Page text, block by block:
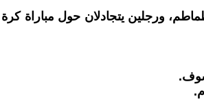
ورجلين يتجادلان حول